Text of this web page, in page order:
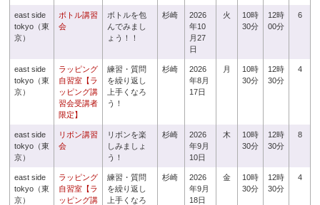
east side
tokyo（東
京）
ボトル講習
会
ボトルを包
んでみまし
ょう！！
杉崎
2026
年10
月27
日
火
10時
30分
12時
00分
6
east side
tokyo（東
京）
ラッピング
自習室【ラ
ッピング講
習会受講者
限定】
練習・質問
を繰り返し
上手くなろ
う！
杉崎
2026
年8月
17日
月
10時
30分
12時
30分
4
east side
tokyo（東
京）
リボン講習
会
リボンを楽
しみましょ
う！
杉崎
2026
年9月
10日
木
10時
30分
12時
30分
8
east side
tokyo（東
京）
ラッピング
自習室【ラ
ッピング講
練習・質問
を繰り返し
上手くなろ
杉崎
2026
年9月
18日
金
10時
30分
12時
30分
4